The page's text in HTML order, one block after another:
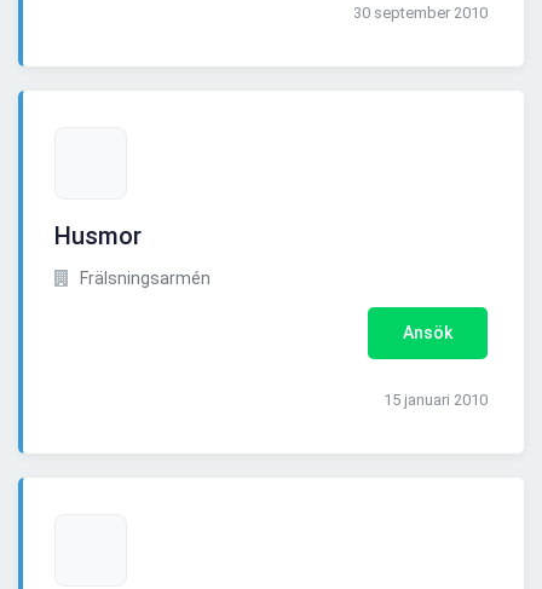
30 september 2010
Husmor
Frälsningsarmén
Ansök
15 januari 2010